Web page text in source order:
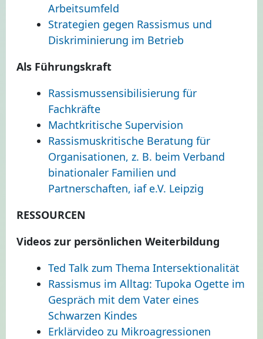
Arbeitsumfeld
Strategien gegen Rassismus und
Diskriminierung im Betrieb
Als Führungskraft
Rassismussensibilisierung für
Fachkräfte
Machtkritische Supervision
Rassismuskritische Beratung für
Organisationen, z. B. beim Verband
binationaler Familien und
Partnerschaften, iaf e.V. Leipzig
RESSOURCEN
Videos zur persönlichen Weiterbildung
Ted Talk zum Thema Intersektionalität
Rassismus im Alltag: Tupoka Ogette im
Gespräch mit dem Vater eines
Schwarzen Kindes
Erklärvideo zu Mikroagressionen